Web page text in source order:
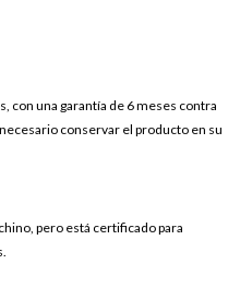
con una garantía de 6 meses contra
conservar el producto en su
pero está certificado para